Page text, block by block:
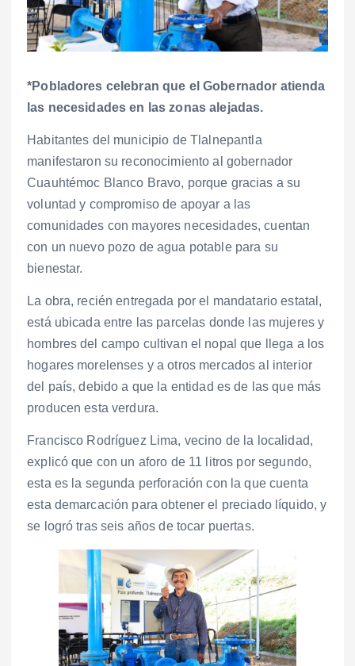
*Pobladores celebran que el Gobernador atienda
las necesidades en las zonas alejadas.
Habitantes del municipio de Tlalnepantla
manifestaron su reconocimiento al gobernador
Cuauhtémoc Blanco Bravo, porque gracias a su
voluntad y compromiso de apoyar a las
comunidades con mayores necesidades, cuentan
con un nuevo pozo de agua potable para su
bienestar.
La obra, recién entregada por el mandatario estatal,
está ubicada entre las parcelas donde las mujeres y
hombres del campo cultivan el nopal que llega a los
hogares morelenses y a otros mercados al interior
del país, debido a que la entidad es de las que más
producen esta verdura.
Francisco Rodríguez Lima, vecino de la localidad,
explicó que con un aforo de 11 litros por segundo,
esta es la segunda perforación con la que cuenta
esta demarcación para obtener el preciado líquido, y
se logró tras seis años de tocar puertas.